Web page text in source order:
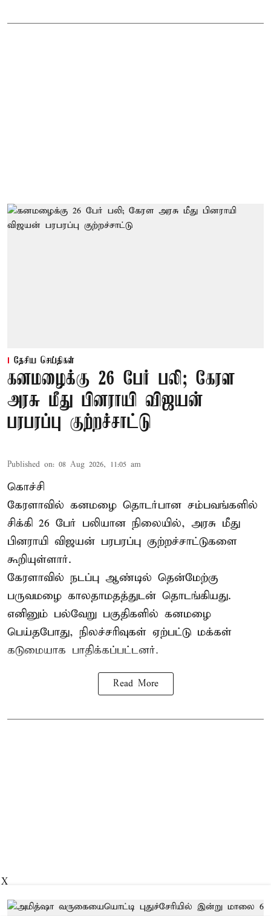
தேசிய செய்திகள்
கனமழைக்கு 26 பேர் பலி; கேரள
அரசு மீது பினராயி விஜயன்
பரபரப்பு குற்றச்சாட்டு
Published on: 08 Aug 2026, 11:05 am
கொச்சி
கேரளாவில் கனமழை தொடர்பான சம்பவங்களில்
சிக்கி 26 பேர் பலியான நிலையில், அரசு மீது
பினராயி விஜயன் பரபரப்பு குற்றச்சாட்டுகளை
கூறியுள்ளார்.
கேரளாவில் நடப்பு ஆண்டில் தென்மேற்கு
பருவமழை காலதாமதத்துடன் தொடங்கியது.
எனினும் பல்வேறு பகுதிகளில் கனமழை
பெய்தபோது, நிலச்சரிவுகள் ஏற்பட்டு மக்கள்
கடுமையாக பாதிக்கப்பட்டனர்.
Read More
X